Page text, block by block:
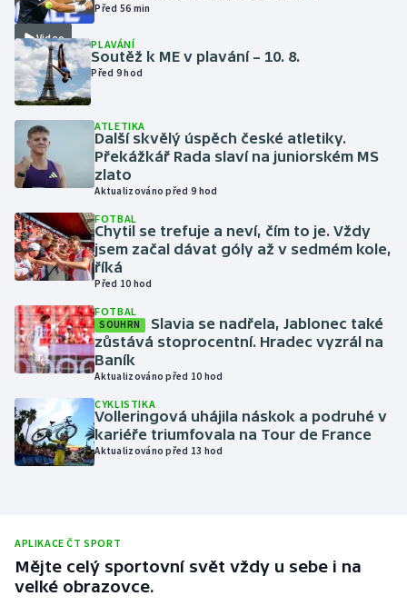
Gymnastika
Házená
Jezdectví
Judo
Lezení
Lyže a snowboard
Moderní pětiboj
Motorsport
Olympijské hry
Parasport
Plážový volejbal
Ragby
Video
Před 56 min
PLAVÁNÍ
Soutěž k ME v plavání – 10. 8.
Před 9 hod
ATLETIKA
Další skvělý úspěch české atletiky.
Překážkář Rada slaví na juniorském MS
zlato
Aktualizováno před 9 hod
FOTBAL
Chytil se trefuje a neví, čím to je. Vždy
jsem začal dávat góly až v sedmém kole,
říká
Před 10 hod
FOTBAL
SOUHRN
Slavia se nadřela, Jablonec také
zůstává stoprocentní. Hradec vyzrál na
Baník
Aktualizováno před 10 hod
CYKLISTIKA
Volleringová uhájila náskok a podruhé v
kariéře triumfovala na Tour de France
Aktualizováno před 13 hod
APLIKACE ČT SPORT
Mějte celý sportovní svět vždy u sebe i na
velké obrazovce.